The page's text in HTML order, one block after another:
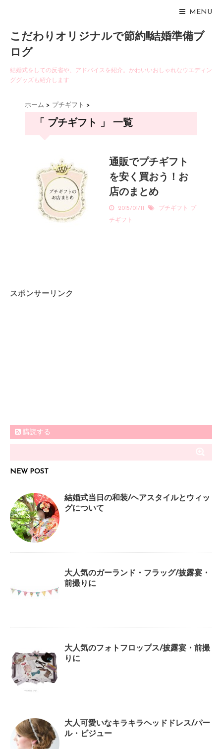
MENU
こだわりオリジナルで節約!!結婚準備ブ
ログ
結婚式をしての反省や、アドバイスを紹介。かわいいおしゃれなウエディン
ググッズも紹介します
ホーム > プチギフト >
「 プチギフト 」 一覧
通販でプチギフト
を安く買おう！お
店のまとめ
2015/01/11 プチギフト
プ
チギフト
スポンサーリンク
購読する
NEW POST
結婚式当日の和装/ヘアスタイルとウィッ
グについて
大人気のガーランド・フラッグ/披露宴・
前撮りに
大人気のフォトフロップス/披露宴・前撮
りに
大人可愛いなキラキラヘッドドレス/パー
ル・ビジュー